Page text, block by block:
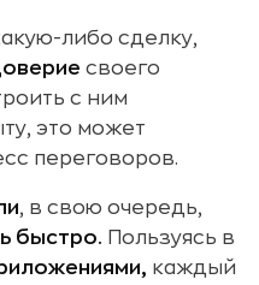
либо сделку,
своего
с ним
это может
переговоров.
, в свою очередь,
быстро. Пользуясь в
каждый